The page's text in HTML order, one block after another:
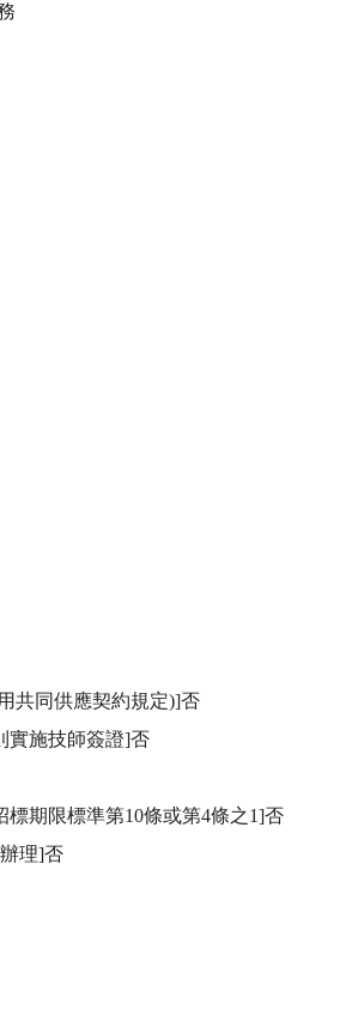
共同供應契約規定)]否
實施技師簽證]否
標期限標準第10條或第4條之1]否
理]否